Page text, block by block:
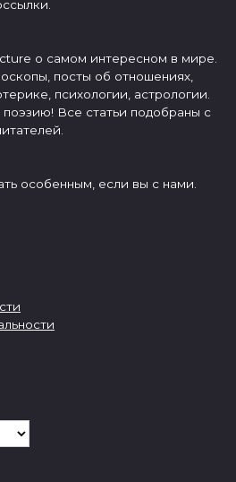
о самом интересном в мире.
посты об отношениях,
психологии, астрологии.
Все статьи подобраны с
особенным, если вы с нами.